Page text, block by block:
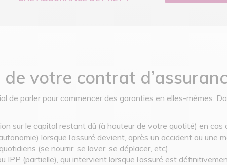
votre contrat
de parler pour commencer des garanties en elles-mêmes.
sur le capital restant dû (à hauteur de votre quotité) en cas
lorsque l’assuré devient, après un accident ou
(se nourrir, se laver, se déplacer, etc),
(partielle), qui intervient lorsque l’assuré est